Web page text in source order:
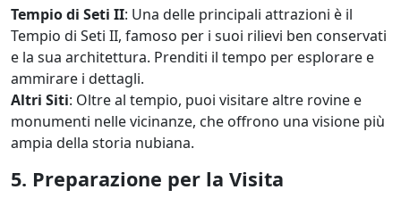
Tempio di Seti II: Una delle principali attrazioni è il
Tempio di Seti II, famoso per i suoi rilievi ben conservati
e la sua architettura. Prenditi il tempo per esplorare e
ammirare i dettagli.
Altri Siti: Oltre al tempio, puoi visitare altre rovine e
monumenti nelle vicinanze, che offrono una visione più
ampia della storia nubiana.
5. Preparazione per la Visita